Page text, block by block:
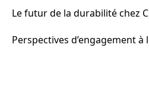
Le futur de la durabilité chez
Perspectives d’engagement